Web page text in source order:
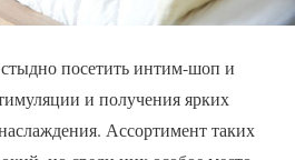
посетить интим-шоп и
и получения ярких
Ассортимент таких